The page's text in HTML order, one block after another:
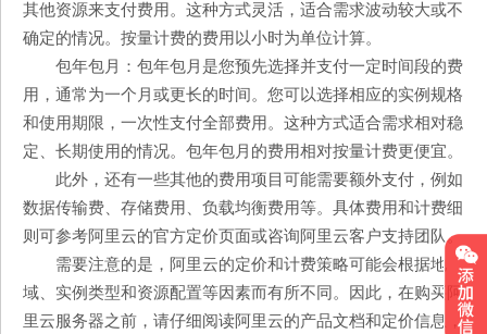
其他资源来支付费用。这种方式灵活，适合需求波动较大或不
确定的情况。按量计费的费用以小时为单位计算。
包年包月：包年包月是您预先选择并支付一定时间段的费
用，通常为一个月或更长的时间。您可以选择相应的实例规格
和使用期限，一次性支付全部费用。这种方式适合需求相对稳
定、长期使用的情况。包年包月的费用相对按量计费更便宜。
此外，还有一些其他的费用项目可能需要额外支付，例如
数据传输费、存储费用、负载均衡费用等。具体费用和计费细
则可参考阿里云的官方定价页面或咨询阿里云客户支持团队。
需要注意的是，阿里云的定价和计费策略可能会根据地
域、实例类型和资源配置等因素而有所不同。因此，在购买阿
里云服务器之前，请仔细阅读阿里云的产品文档和定价信息，